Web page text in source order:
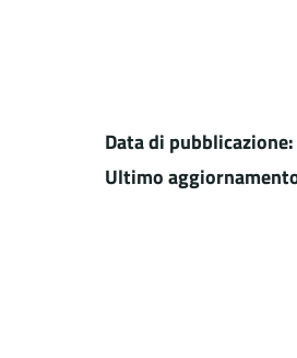
Data di pubblicazione:
Ultimo